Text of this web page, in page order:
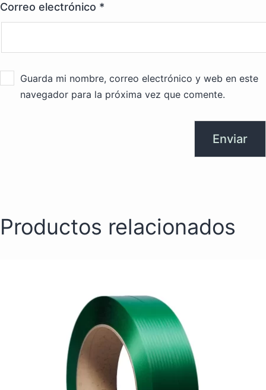
Correo electrónico *
Guarda mi nombre, correo electrónico y web en este
navegador para la próxima vez que comente.
Productos relacionados